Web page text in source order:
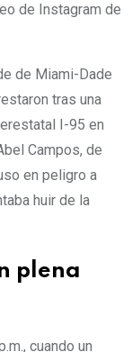
de Instagram de
de Miami-Dade
tras una
I-95 en
Campos, de
en peligro a
huir de la
plena
cuando un